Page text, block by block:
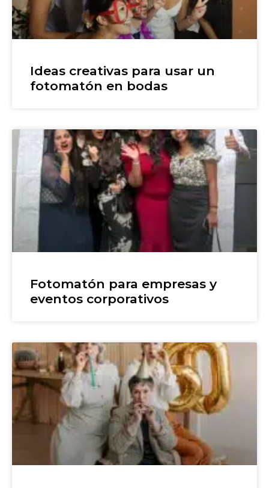
Ideas creativas para usar un
fotomatón en bodas
Fotomatón para empresas y
eventos corporativos